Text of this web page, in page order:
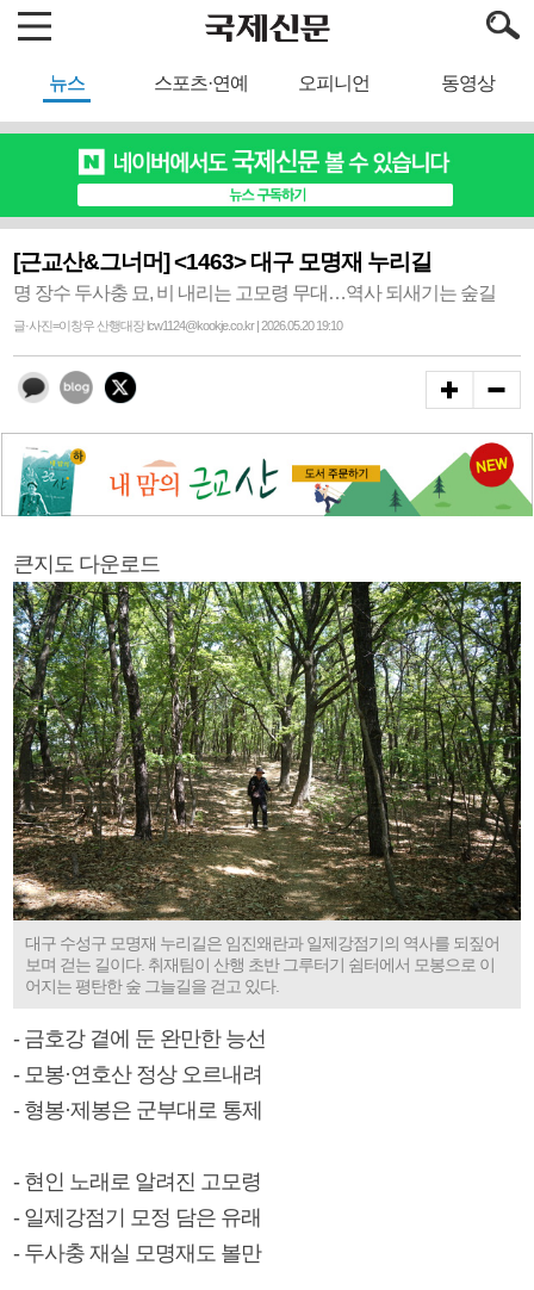
뉴스 스포츠·연예 오피니언 동영상
[근교산&그너머] <1463> 대구 모명재 누리길
명 장수 두사충 묘, 비 내리는 고모령 무대…역사 되새기는 숲길
글·사진=이창우 산행대장 lcw1124@kookje.co.kr | 2026.05.20 19:10
큰지도 다운로드
대구 수성구 모명재 누리길은 임진왜란과 일제강점기의 역사를 되짚어
보며 걷는 길이다. 취재팀이 산행 초반 그루터기 쉼터에서 모봉으로 이
어지는 평탄한 숲 그늘길을 걷고 있다.
- 금호강 곁에 둔 완만한 능선
- 모봉·연호산 정상 오르내려
- 형봉·제봉은 군부대로 통제
- 현인 노래로 알려진 고모령
- 일제강점기 모정 담은 유래
- 두사충 재실 모명재도 볼만